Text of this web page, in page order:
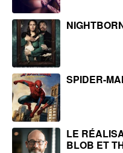
SPIDER-
LE
BLOB ET